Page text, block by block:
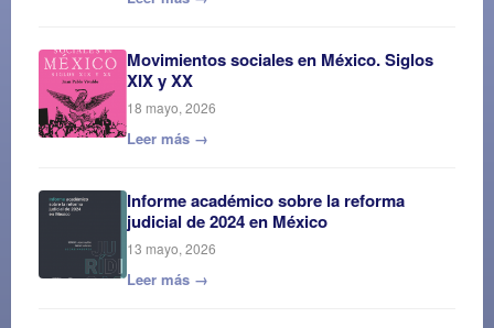
Movimientos sociales en México. Siglos
XIX y XX
18 mayo, 2026
Leer más →
Informe académico sobre la reforma
judicial de 2024 en México
13 mayo, 2026
Leer más →